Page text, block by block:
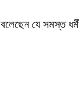
বলেছেন যে সমস্ত